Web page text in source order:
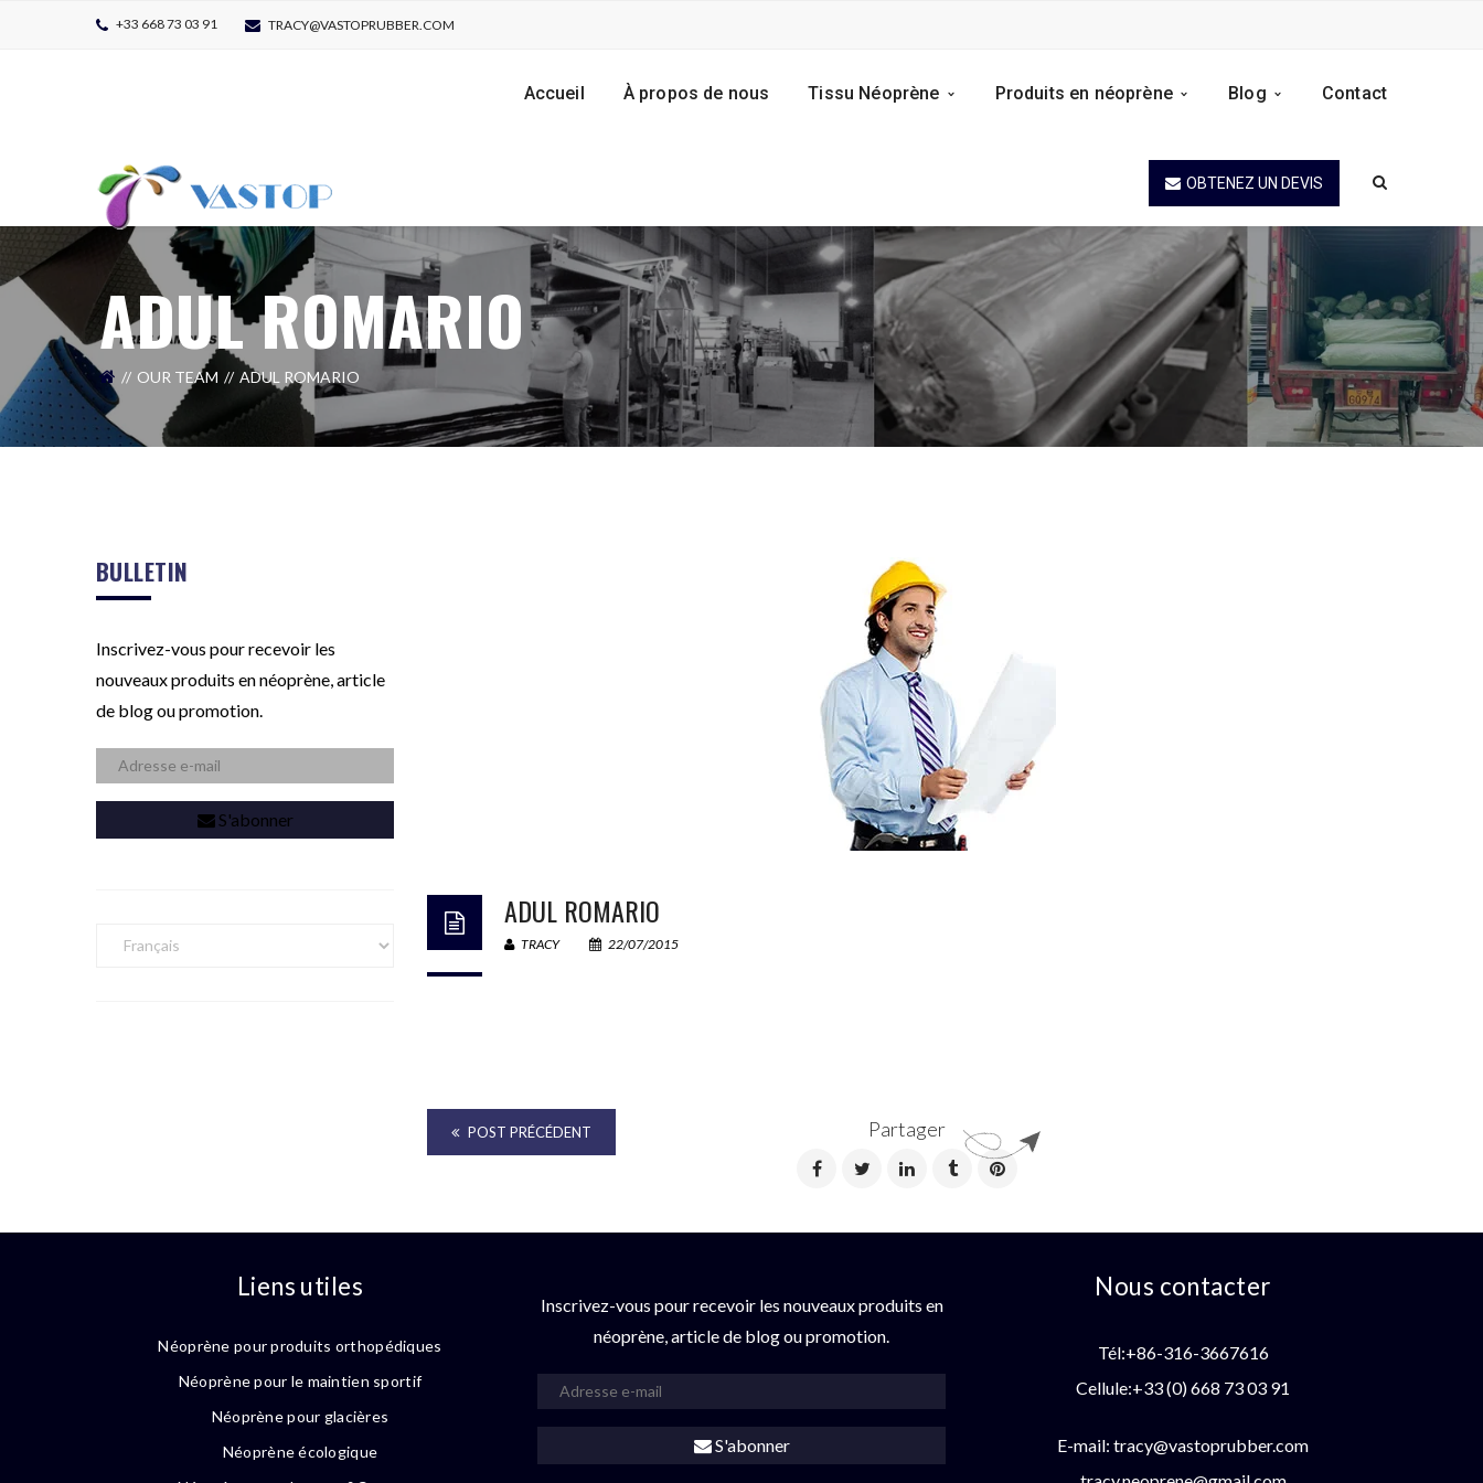
+33 668 73 03 91 TRACY@VASTOPRUBBER.COM
Accueil À propos de nous Tissu Néoprène Produits en néoprène Blog Contact
OBTENEZ UN DEVIS
Votre e-mail (obligatoire)
ADUL ROMARIO
OUR TEAM ADUL ROMARIO
BULLETIN
Inscrivez-vous pour recevoir les
nouveaux produits en néoprène, article
de blog ou promotion.
S'abonner
ADUL ROMARIO
TRACY 22/07/2015
Partager
POST PRÉCÉDENT
Liens utiles
Néoprène pour produits orthopédiques
Néoprène pour le maintien sportif
Néoprène pour glacières
Néoprène écologique
Inscrivez-vous pour recevoir les nouveaux produits en
néoprène, article de blog ou promotion.
S'abonner
Nous contacter
Tél:+86-316-3667616
Cellule:+33 (0) 668 73 03 91
E-mail: tracy@vastoprubber.com